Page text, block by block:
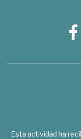
Esta actividad ha